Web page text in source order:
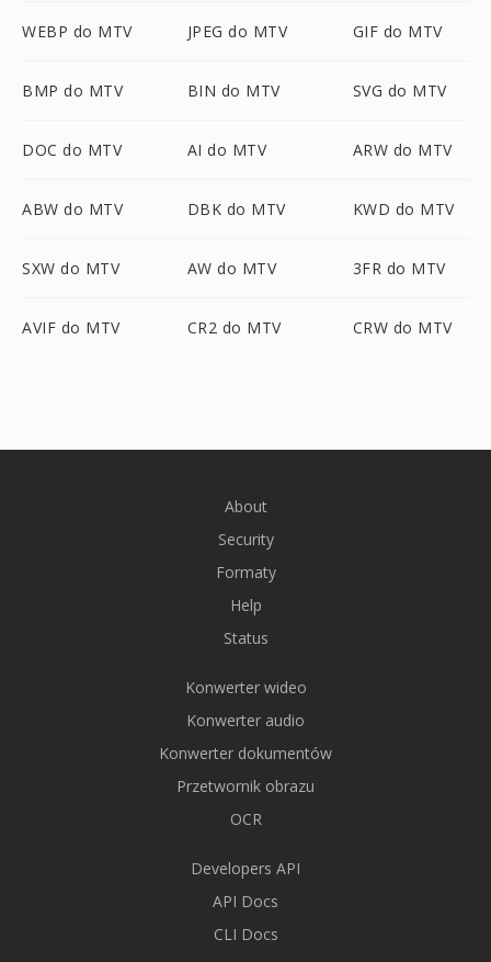
WEBP do MTV JPEG do MTV GIF do MTV
BMP do MTV BIN do MTV SVG do MTV
DOC do MTV AI do MTV ARW do MTV
ABW do MTV DBK do MTV KWD do MTV
SXW do MTV AW do MTV 3FR do MTV
AVIF do MTV CR2 do MTV CRW do MTV
About
Security
Formaty
Help
Status
Konwerter wideo
Konwerter audio
Konwerter dokumentów
Przetwornik obrazu
OCR
Developers API
API Docs
CLI Docs